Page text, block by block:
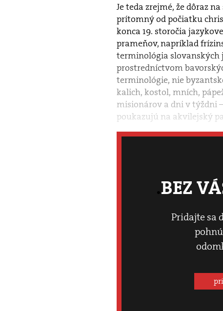
Je teda zrejmé, že dôraz
prítomný od počiatku
konca 19. storočia
prameňov, napríklad
terminológia slovanských
prostredníctvom
terminológie, nie
kalich, kostol, mních,
misionárov a dni v týždni
poukazujú na akvilejský
BEZ
Pridajte sa